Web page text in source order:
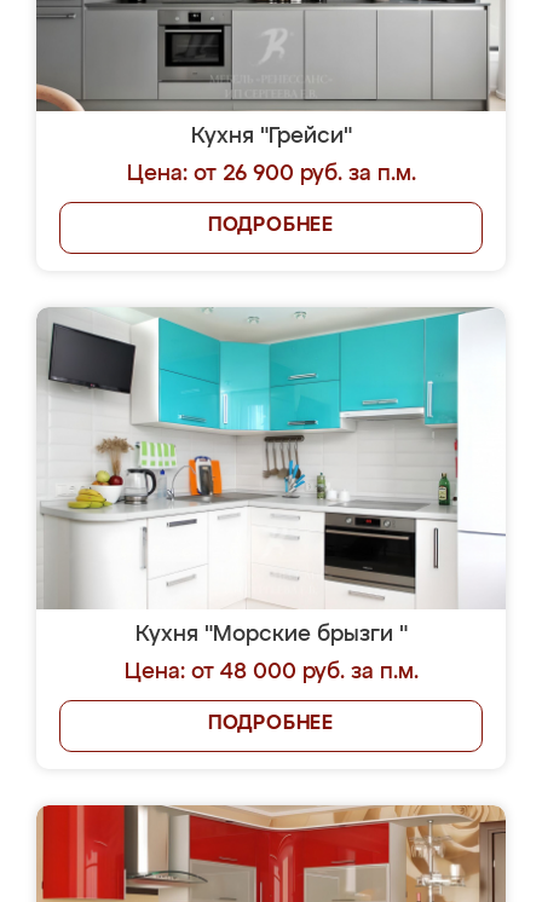
Кухня "Грейси"
Цена: от 26 900 руб. за п.м.
ПОДРОБНЕЕ
Кухня "Морские брызги "
Цена: от 48 000 руб. за п.м.
ПОДРОБНЕЕ